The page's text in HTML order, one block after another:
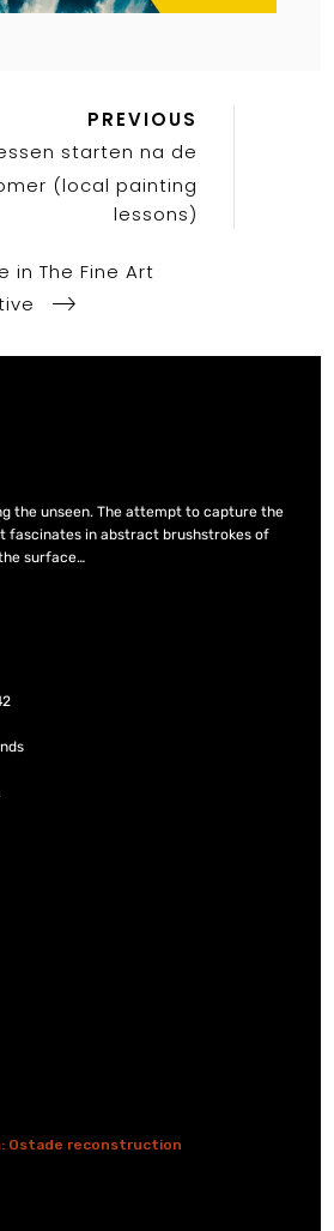
PREVIOUS
starten na de
(local painting
lessons)
in The Fine Art
the unseen. The attempt to capture the
fascinates in abstract brushstrokes of
surface…
Ostade reconstruction